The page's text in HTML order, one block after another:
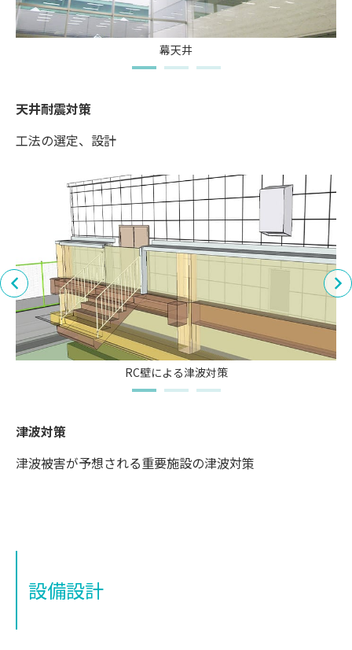
幕天井
天井耐震対策
工法の選定、設計
RC壁による津波対策
津波対策
津波被害が予想される重要施設の津波対策
設備設計